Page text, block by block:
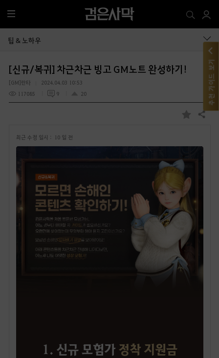
전
체
메
팁 & 노하우
[신규/복귀] 차근차근 빙고 GM노트 완성하기!
[GM]란타
2024.04.03 10:53
117085
9 20
즐
공유하기
최근 수정 일시 : 10 일 전
1. 신규 모험가정착 지원금
추천 가이드 보기